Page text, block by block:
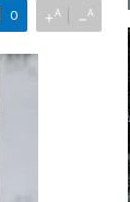
0 +A −A